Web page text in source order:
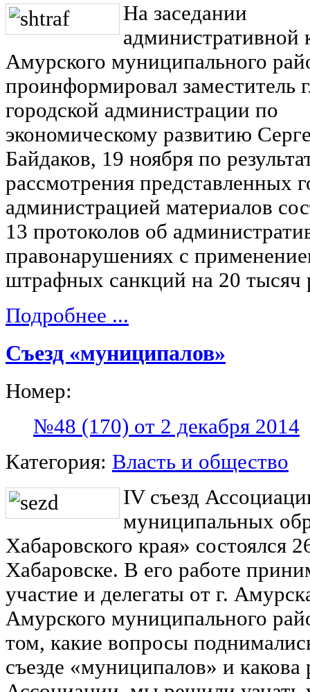
На заседании
административной
Амурского муниципального
проинформировал заместитель
городской администрации по
экономическому развитию
Байдаков, 19 ноября по
рассмотрения представленных
администрацией материалов
13 протоколов об
правонарушениях с
штрафных санкций на 20 тысяч
Подробнее ...
Съезд «муниципалов»
Номер:
№48 (170) от 2 декабря 2014
Категория: Власть и общество
IV съезд
муниципальных
Хабаровского края» состоялся
Хабаровске. В его работе
участие и делегаты от г.
Амурского муниципального
том, какие вопросы
съезде «муниципалов» и какова